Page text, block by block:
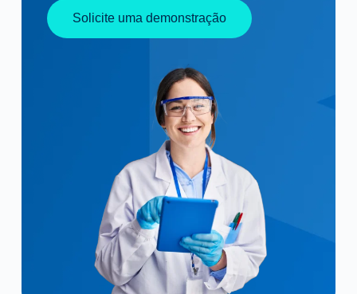
Solicite uma demonstração